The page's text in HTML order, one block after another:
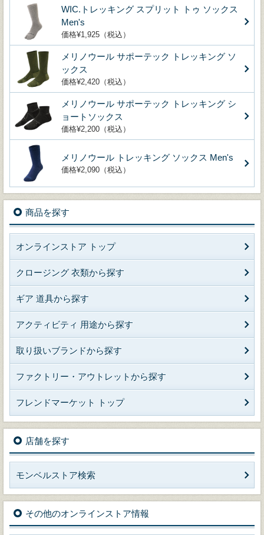
WIC.トレッキング スプリット トゥ ソックス
Men's
価格¥1,925（税込）
メリノウール サポーテック トレッキング ソ
ックス
価格¥2,420（税込）
メリノウール サポーテック トレッキング シ
ョートソックス
価格¥2,200（税込）
メリノウール トレッキング ソックス Men's
価格¥2,090（税込）
商品を探す
オンラインストア トップ
クロージング 衣類から探す
ギア 道具から探す
アクティビティ 用途から探す
取り扱いブランドから探す
ファクトリー・アウトレットから探す
フレンドマーケット トップ
店舗を探す
モンベルストア検索
その他のオンラインストア情報